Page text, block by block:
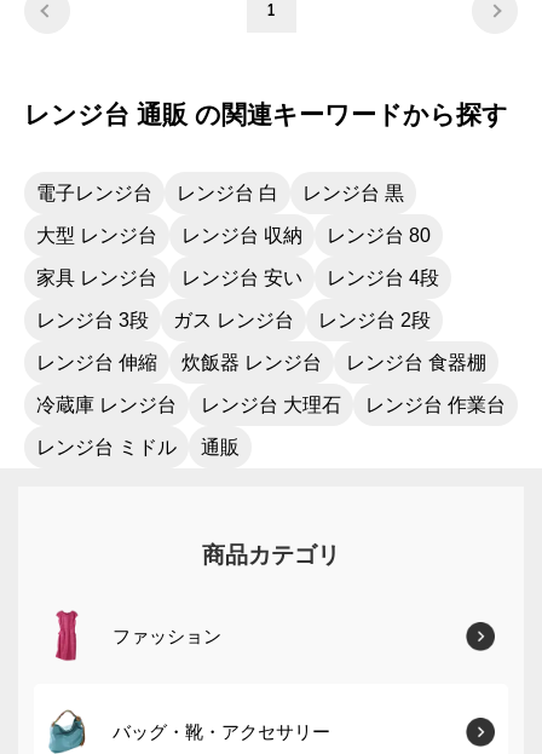
1
レンジ台 通販 の関連キーワードから探す
電子レンジ台 レンジ台 白 レンジ台 黒
大型 レンジ台 レンジ台 収納 レンジ台 80
家具 レンジ台 レンジ台 安い レンジ台 4段
レンジ台 3段 ガス レンジ台 レンジ台 2段
レンジ台 伸縮 炊飯器 レンジ台 レンジ台 食器棚
冷蔵庫 レンジ台 レンジ台 大理石 レンジ台 作業台
レンジ台 ミドル 通販
商品カテゴリ
ファッション
バッグ・靴・アクセサリー